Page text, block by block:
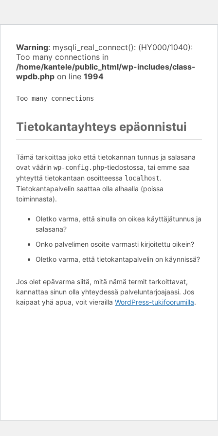
Warning: mysqli_real_connect(): (HY000/1040):
Too many connections in
/home/kantele/public_html/wp-includes/class-
wpdb.php on line 1994
Too many connections
Tietokantayhteys epäonnistui
Tämä tarkoittaa joko että tietokannan tunnus ja salasana
ovat väärin wp-config.php-tiedostossa, tai emme saa
yhteyttä tietokantaan osoitteessa localhost.
Tietokantapalvelin saattaa olla alhaalla (poissa
toiminnasta).
Oletko varma, että sinulla on oikea käyttäjätunnus ja
salasana?
Onko palvelimen osoite varmasti kirjoitettu oikein?
Oletko varma, että tietokantapalvelin on käynnissä?
Jos olet epävarma siitä, mitä nämä termit tarkoittavat,
kannattaa sinun olla yhteydessä palveluntarjoajaasi. Jos
kaipaat yhä apua, voit vierailla WordPress-tukifoorumilla.